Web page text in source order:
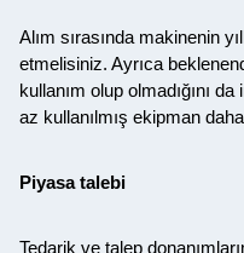
Alım sırasında makinenin
etmelisiniz. Ayrıca
kullanım olup olmadığını
az kullanılmış ekipman
Piyasa talebi
Tedarik ve talep